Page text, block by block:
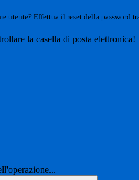
utente? Effettua il reset della password
la casella di posta elettronica!